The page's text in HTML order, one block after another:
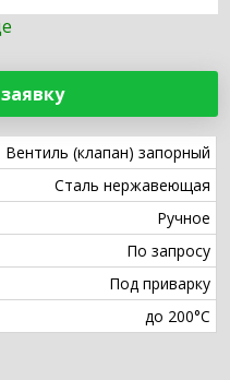
Вентиль (клапан) запорный
Сталь нержавеющая
Ручное
По запросу
Под приварку
до 200°С